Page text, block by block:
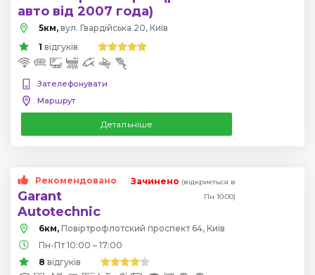
авто від 2007 года)
5км, вул. Гвардійська 20, Київ
1 відгуків
Зателефонувати
Маршрут
Детальніше
Рекомендовано
Garant
Autotechnic
Зачинено (відкриється в
Пн 10:00)
6км,
Повіртрофлотский проспект 64, Київ
Пн-Пт 10:00 – 17:00
8 відгуків